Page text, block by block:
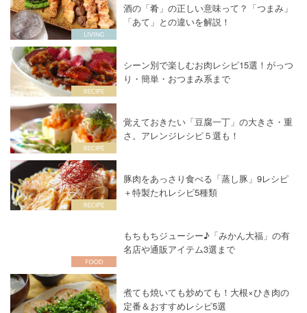
酒の「肴」の正しい意味って？「つまみ」
「あて」との違いを解説！
シーン別で楽しむお肉レシピ15選！がっつ
り・簡単・おつまみ系まで
覚えておきたい「豆腐一丁」の大きさ・重
さ。アレンジレシピ５選も！
豚肉をあっさり食べる「蒸し豚」9レシピ
＋特製たれレシピ5種類
もちもちジューシー♪「みかん大福」の有
名店や通販アイテム3選まで
煮ても焼いても炒めても！大根×ひき肉の
定番＆おすすめレシピ5選